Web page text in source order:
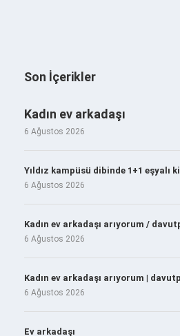
Son İçerikler
Kadın ev arkadaşı
6 Ağustos 2026
Yıldız kampüsü dibinde 1+1 eşyalı
6 Ağustos 2026
Kadın ev arkadaşı arıyorum /
6 Ağustos 2026
Kadın ev arkadaşı arıyorum |
6 Ağustos 2026
Ev arkadaşı